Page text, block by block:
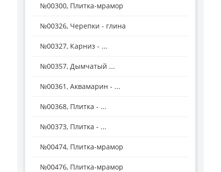
№00300, Плитка-мрамор
№00326, Черепки - глина
№00327, Карниз - ...
№00357, Дымчатый ...
№00361, Аквамарин - ...
№00368, Плитка - ...
№00373, Плитка - ...
№00474, Плитка-мрамор
№00476, Плитка-мрамор